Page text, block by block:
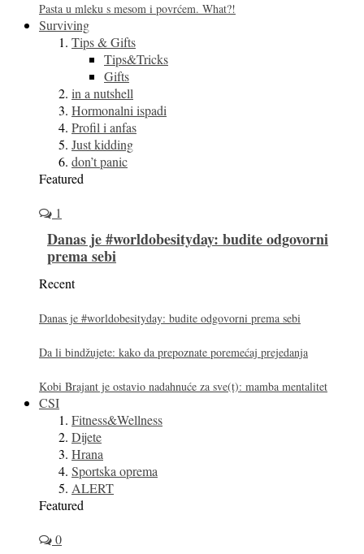
Pasta u mleku s mesom i povrćem. What?!
Surviving
Tips & Gifts
Tips&Tricks
Gifts
in a nutshell
Hormonalni ispadi
Profil i anfas
Just kidding
don’t panic
Featured
1
Danas je #worldobesityday: budite odgovorni
prema sebi
Recent
Danas je #worldobesityday: budite odgovorni prema sebi
Da li bindžujete: kako da prepoznate poremećaj prejedanja
Kobi Brajant je ostavio nadahnuće za sve(t): mamba mentalitet
CSI
Fitness&Wellness
Dijete
Hrana
Sportska oprema
ALERT
Featured
0